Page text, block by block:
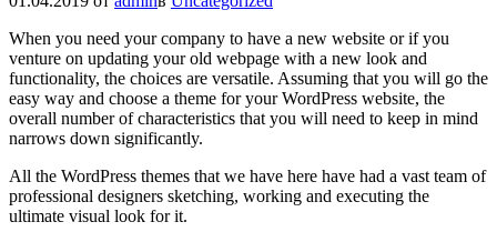
When you need your company to have a new website or if you
venture on updating your old webpage with a new look and
functionality, the choices are versatile. Assuming that you will go the
easy way and choose a theme for your WordPress website, the
overall number of characteristics that you will need to keep in mind
narrows down significantly.
All the WordPress themes that we have here have had a vast team of
professional designers sketching, working and executing the
ultimate visual look for it.